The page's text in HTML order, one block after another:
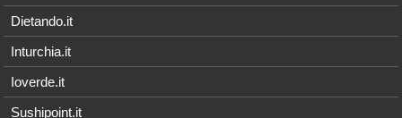
Dietando.it
Inturchia.it
Ioverde.it
Sushipoint.it